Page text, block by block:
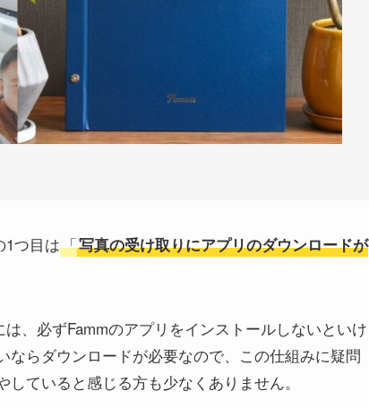
1つ目は「写真の受け取りにアプリのダウンロードが
、必ずFammのアプリをインストールしないといけ
らダウンロードが必要なので、この仕組みに疑問
ていると感じる方も少なくありません。